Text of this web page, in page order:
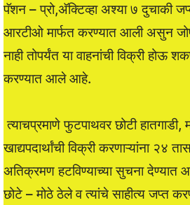
पॅशन – प्रो,अ‍ॅक्टिव्हा अश्या ७ दुचाकी
आरटीओ मार्फत करण्यात आली असुन
नाही तोपर्यंत या वाहनांची विक्री होऊ
करण्यात आले आहे.
त्याचप्रमाणे फुटपाथवर छोटी
खाद्यपदार्थांची विक्री करणाऱ्यांना २४
अतिक्रमण हटविण्याच्या सुचना देण्यात
छोटे – मोठे ठेले व त्यांचे साहीत्य जप्त